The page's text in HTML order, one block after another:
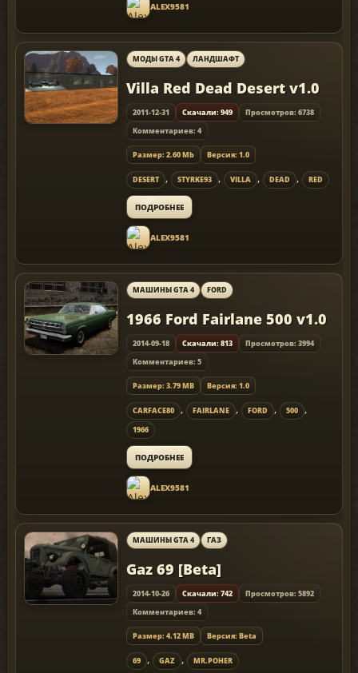
ALEX9581
МОДЫ GTA 4 ЛАНДШАФТ
Villa Red Dead Desert v1.0
2011-12-31 Скачали: 949
Просмотров: 6738
Комментариев: 4
Размер: 2.60 Mb Версия: 1.0
DESERT , STYRKE93 , VILLA , DEAD , RED
ПОДРОБНЕЕ
ALEX9581
МАШИНЫ GTA 4 FORD
1966 Ford Fairlane 500 v1.0
2014-09-18 Скачали: 813
Просмотров: 3994
Комментариев: 5
Размер: 3.79 MB Версия: 1.0
CARFACE80 , FAIRLANE , FORD , 500 ,
1966
ПОДРОБНЕЕ
ALEX9581
МАШИНЫ GTA 4 ГАЗ
Gaz 69 [Beta]
2014-10-26 Скачали: 742
Просмотров: 5892
Комментариев: 4
Размер: 4.12 MB Версия: Beta
69 , GAZ , MR.POHER